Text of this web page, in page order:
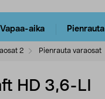
Vapaa-aika Pienrauta
2 Pienrauta varaosat
HD 3,6-LI